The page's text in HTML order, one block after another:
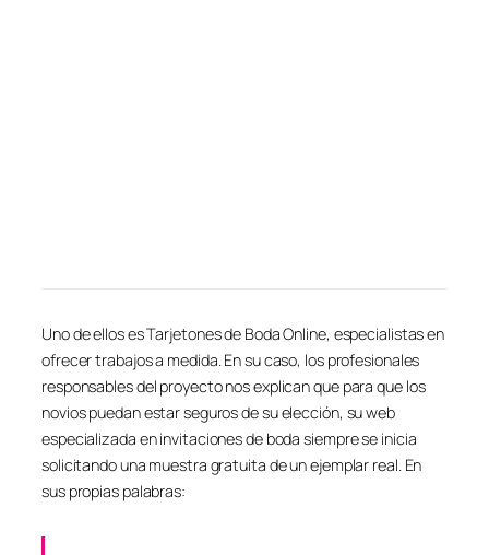
Uno de ellos es Tarjetones de Boda Online, especialistas en
ofrecer trabajos a medida. En su caso, los profesionales
responsables del proyecto nos explican que para que los
novios puedan estar seguros de su elección, su web
especializada en invitaciones de boda siempre se inicia
solicitando una muestra gratuita de un ejemplar real. En
sus propias palabras: